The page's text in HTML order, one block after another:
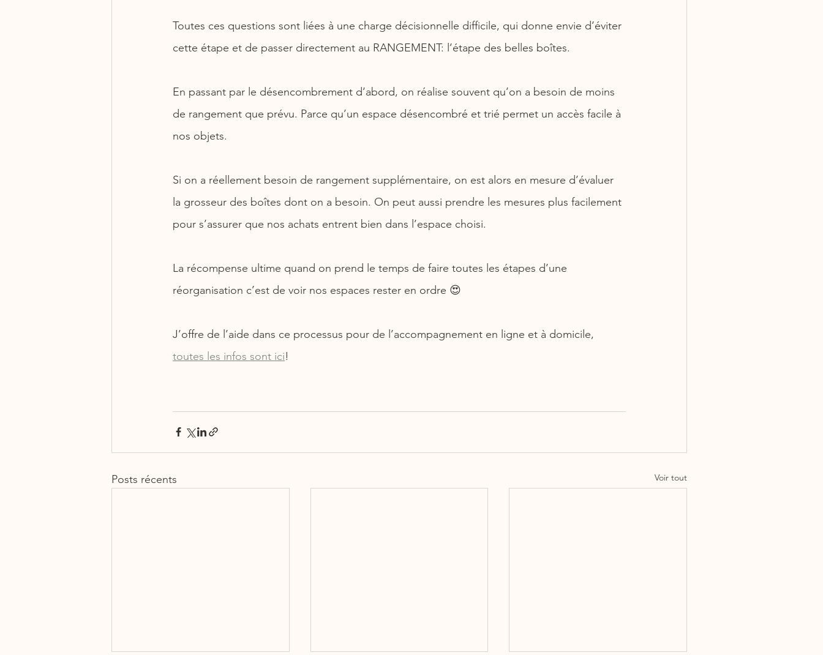
Toutes ces questions sont liées à une charge décisionnelle difficile, qui donne envie d’éviter
cette étape et de passer directement au RANGEMENT: l’étape des belles boîtes.
En passant par le désencombrement d’abord, on réalise souvent qu’on a besoin de moins
de rangement que prévu. Parce qu’un espace désencombré et trié permet un accès facile à
nos objets.
Si on a réellement besoin de rangement supplémentaire, on est alors en mesure d’évaluer
la grosseur des boîtes dont on a besoin. On peut aussi prendre les mesures plus facilement
pour s’assurer que nos achats entrent bien dans l’espace choisi.
La récompense ultime quand on prend le temps de faire toutes les étapes d’une
réorganisation c’est de voir nos espaces rester en ordre 😍
J’offre de l’aide dans ce processus pour de l’accompagnement en ligne et à domicile,
toutes les infos sont ici!
Posts récents Voir tout